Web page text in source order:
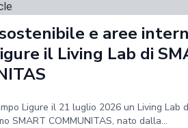
e aree
il Living Lab di
Ligure il 21 luglio 2026 un Living Lab
SMART COMMUNITAS, nato dalla...